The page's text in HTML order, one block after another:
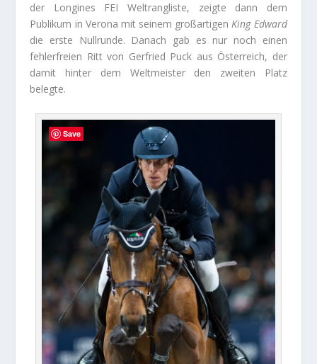
der Longines FEI Weltrangliste, zeigte dann dem
Publikum in Verona mit seinem großartigenKing Edward
die erste Nullrunde. Danach gab es nur noch einen
fehlerfreien Ritt von Gerfried Puck aus Österreich, der
damit hinter dem Weltmeister den zweiten Platz
belegte.
Save